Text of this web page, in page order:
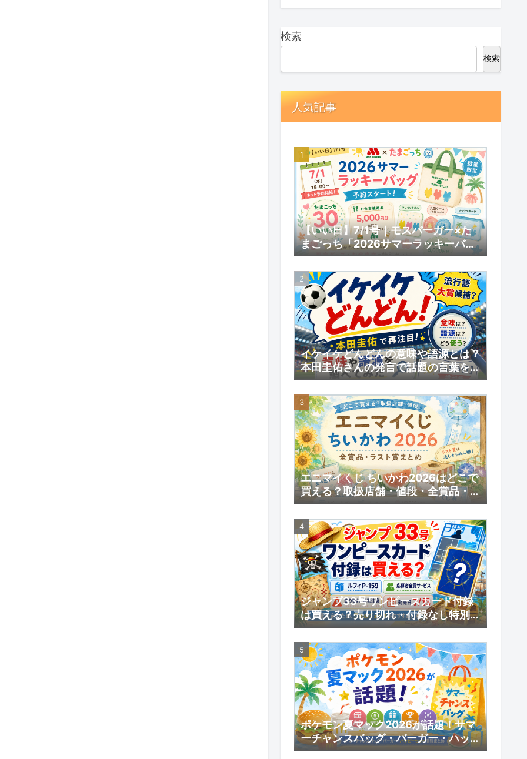
検索
検索
人気記事
【いい日】7/1号｜モスバーガー×た
まごっち「2026サマーラッキーバッ
グ」予約スタート！数量限定の内容と
予約情報
イケイケどんどんの意味や語源とは？
本田圭佑さんの発言で話題の言葉を調
べてみた｜【いい日】増刊号
エニマイくじ ちいかわ2026はどこで
買える？取扱店舗・値段・全賞品・ラ
スト賞まとめ
ジャンプ33号ワンピースカード付録
は買える？売り切れ・付録なし特別版
の受注販売・応募者全員サービスまと
め
ポケモン夏マック2026が話題！サマ
ーチャンスバッグ・バーガー・ハッピ
ーセット情報まとめ